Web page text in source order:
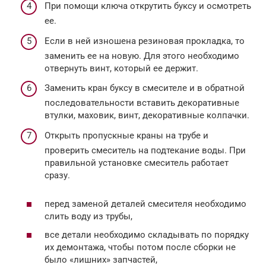
При помощи ключа открутить буксу и осмотреть
ее.
Если в ней изношена резиновая прокладка, то
заменить ее на новую. Для этого необходимо
отвернуть винт, который ее держит.
Заменить кран буксу в смесителе и в обратной
последовательности вставить декоративные
втулки, маховик, винт, декоративные колпачки.
Открыть пропускные краны на трубе и
проверить смеситель на подтекание воды. При
правильной установке смеситель работает
сразу.
перед заменой деталей смесителя необходимо
слить воду из трубы,
все детали необходимо складывать по порядку
их демонтажа, чтобы потом после сборки не
было «лишних» запчастей,